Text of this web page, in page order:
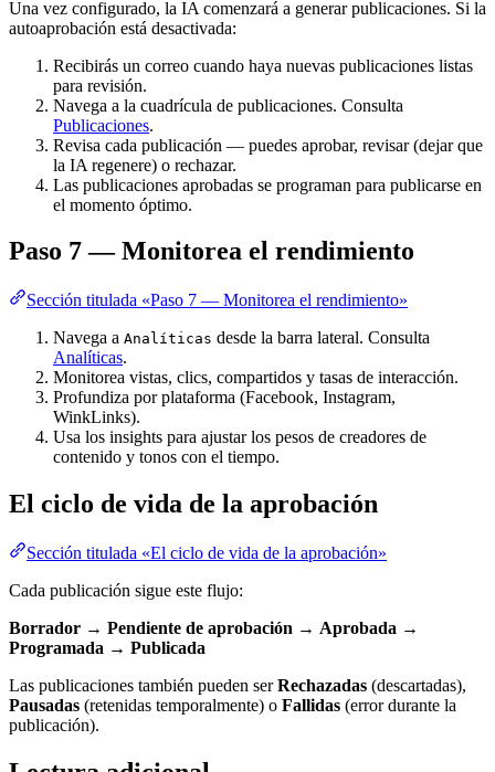
Una vez configurado, la IA comenzará a generar publicaciones. Si la
autoaprobación está desactivada:
Recibirás un correo cuando haya nuevas publicaciones listas
para revisión.
Navega a la cuadrícula de publicaciones. Consulta
Publicaciones.
Revisa cada publicación — puedes aprobar, revisar (dejar que
la IA regenere) o rechazar.
Las publicaciones aprobadas se programan para publicarse en
el momento óptimo.
Paso 7 — Monitorea el rendimiento
Sección titulada «Paso 7 — Monitorea el rendimiento»
Navega a Analíticas desde la barra lateral. Consulta
Analíticas.
Monitorea vistas, clics, compartidos y tasas de interacción.
Profundiza por plataforma (Facebook, Instagram,
WinkLinks).
Usa los insights para ajustar los pesos de creadores de
contenido y tonos con el tiempo.
El ciclo de vida de la aprobación
Sección titulada «El ciclo de vida de la aprobación»
Cada publicación sigue este flujo:
Borrador → Pendiente de aprobación → Aprobada →
Programada → Publicada
Las publicaciones también pueden serRechazadas (descartadas),
Pausadas (retenidas temporalmente) o Fallidas (error durante la
publicación).